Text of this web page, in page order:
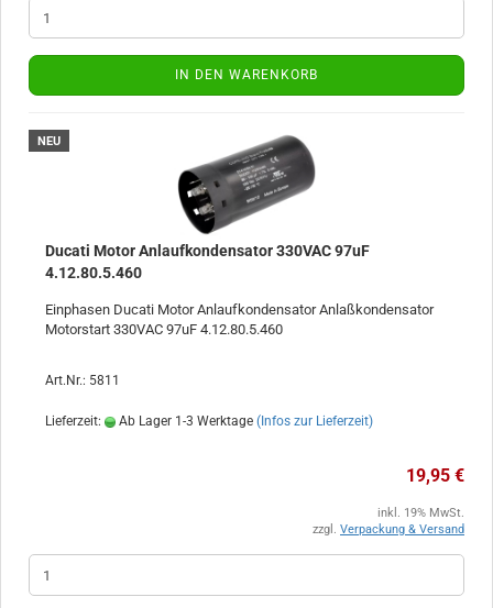
IN DEN WARENKORB
NEU
Ducati Motor Anlaufkondensator 330VAC 97uF
4.12.80.5.460
Einphasen Ducati Motor Anlaufkondensator Anlaßkondensator
Motorstart 330VAC 97uF 4.12.80.5.460
Art.Nr.: 5811
Lieferzeit: Ab Lager 1-3 Werktage (Infos zur Lieferzeit)
19,95 €
inkl. 19% MwSt.
zzgl. Verpackung & Versand